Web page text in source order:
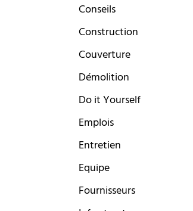
Conseils
Construction
Couverture
Démolition
Do it Yourself
Emplois
Entretien
Equipe
Fournisseurs